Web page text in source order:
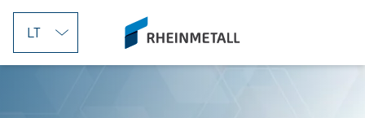
jumpToMain
siteLogo